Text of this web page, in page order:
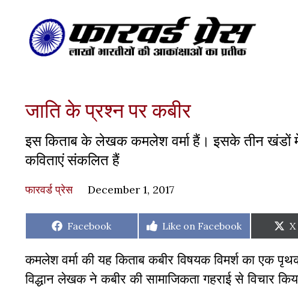
जाति के प्रश्न पर कबीर
इस किताब के लेखक कमलेश वर्मा हैं। इसके तीन खंडों में
कविताएं संकलित हैं
फारवर्ड प्रेस December 1, 2017
Share
Facebook
Share
Like on Facebook
कमलेश वर्मा की यह किताब कबीर विषयक विमर्श का एक
विद्धान लेखक ने कबीर की सामाजिकता गहराई से विचार